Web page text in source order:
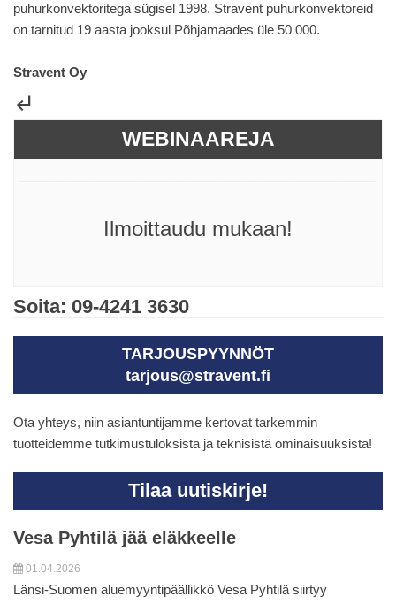
puhurkonvektoritega sügisel 1998. Stravent puhurkonvektoreid
on tarnitud 19 aasta jooksul Põhjamaades üle 50 000.
Stravent Oy
subdirectory_arrow_left
WEBINAAREJA
Ilmoittaudu mukaan!
Soita: 09-4241 3630
TARJOUSPYYNNÖT
tarjous@stravent.fi
Ota yhteys, niin asiantuntijamme kertovat tarkemmin
tuotteidemme tutkimustuloksista ja teknisistä ominaisuuksista!
Tilaa uutiskirje!
Vesa Pyhtilä jää eläkkeelle
01.04.2026
Länsi-Suomen aluemyyntipäällikkö Vesa Pyhtilä siirtyy